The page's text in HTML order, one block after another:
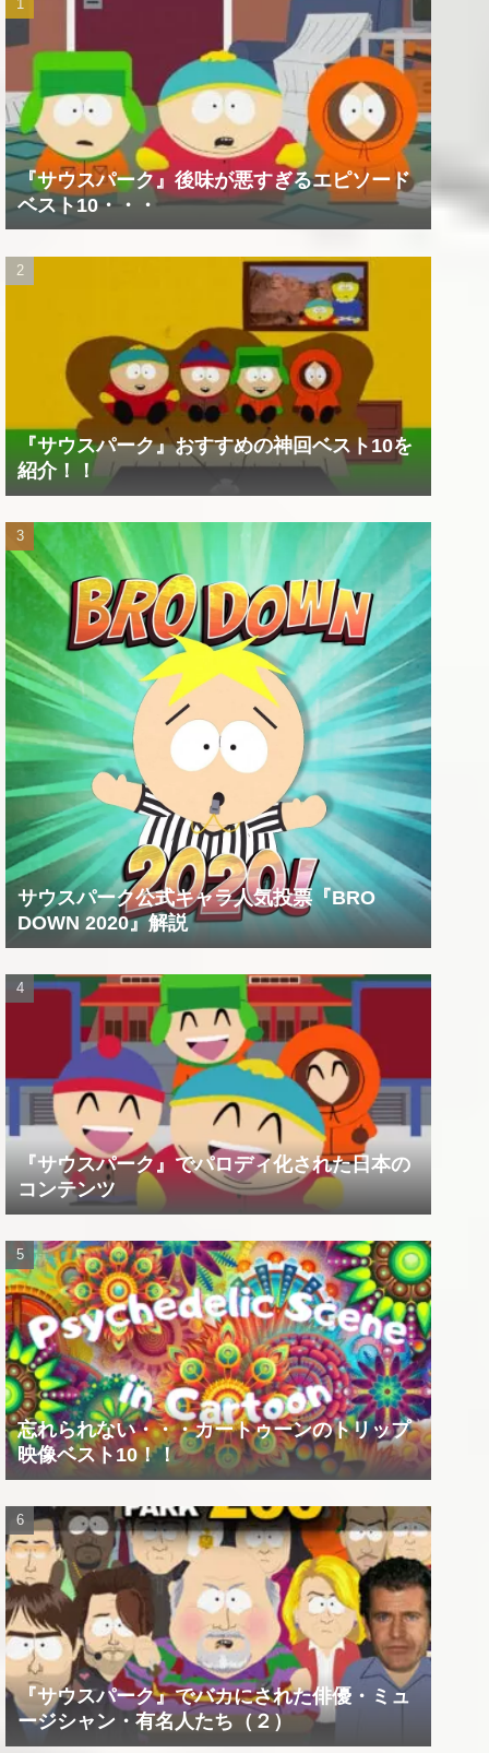
『サウスパーク』後味が悪すぎるエピソード
ベスト10・・・
『サウスパーク』おすすめの神回ベスト10を
紹介！！
サウスパーク公式キャラ人気投票『BRO
DOWN 2020』解説
『サウスパーク』でパロディ化された日本の
コンテンツ
忘れられない・・・カートゥーンのトリップ
映像ベスト10！！
『サウスパーク』でバカにされた俳優・ミュ
ージシャン・有名人たち（２）